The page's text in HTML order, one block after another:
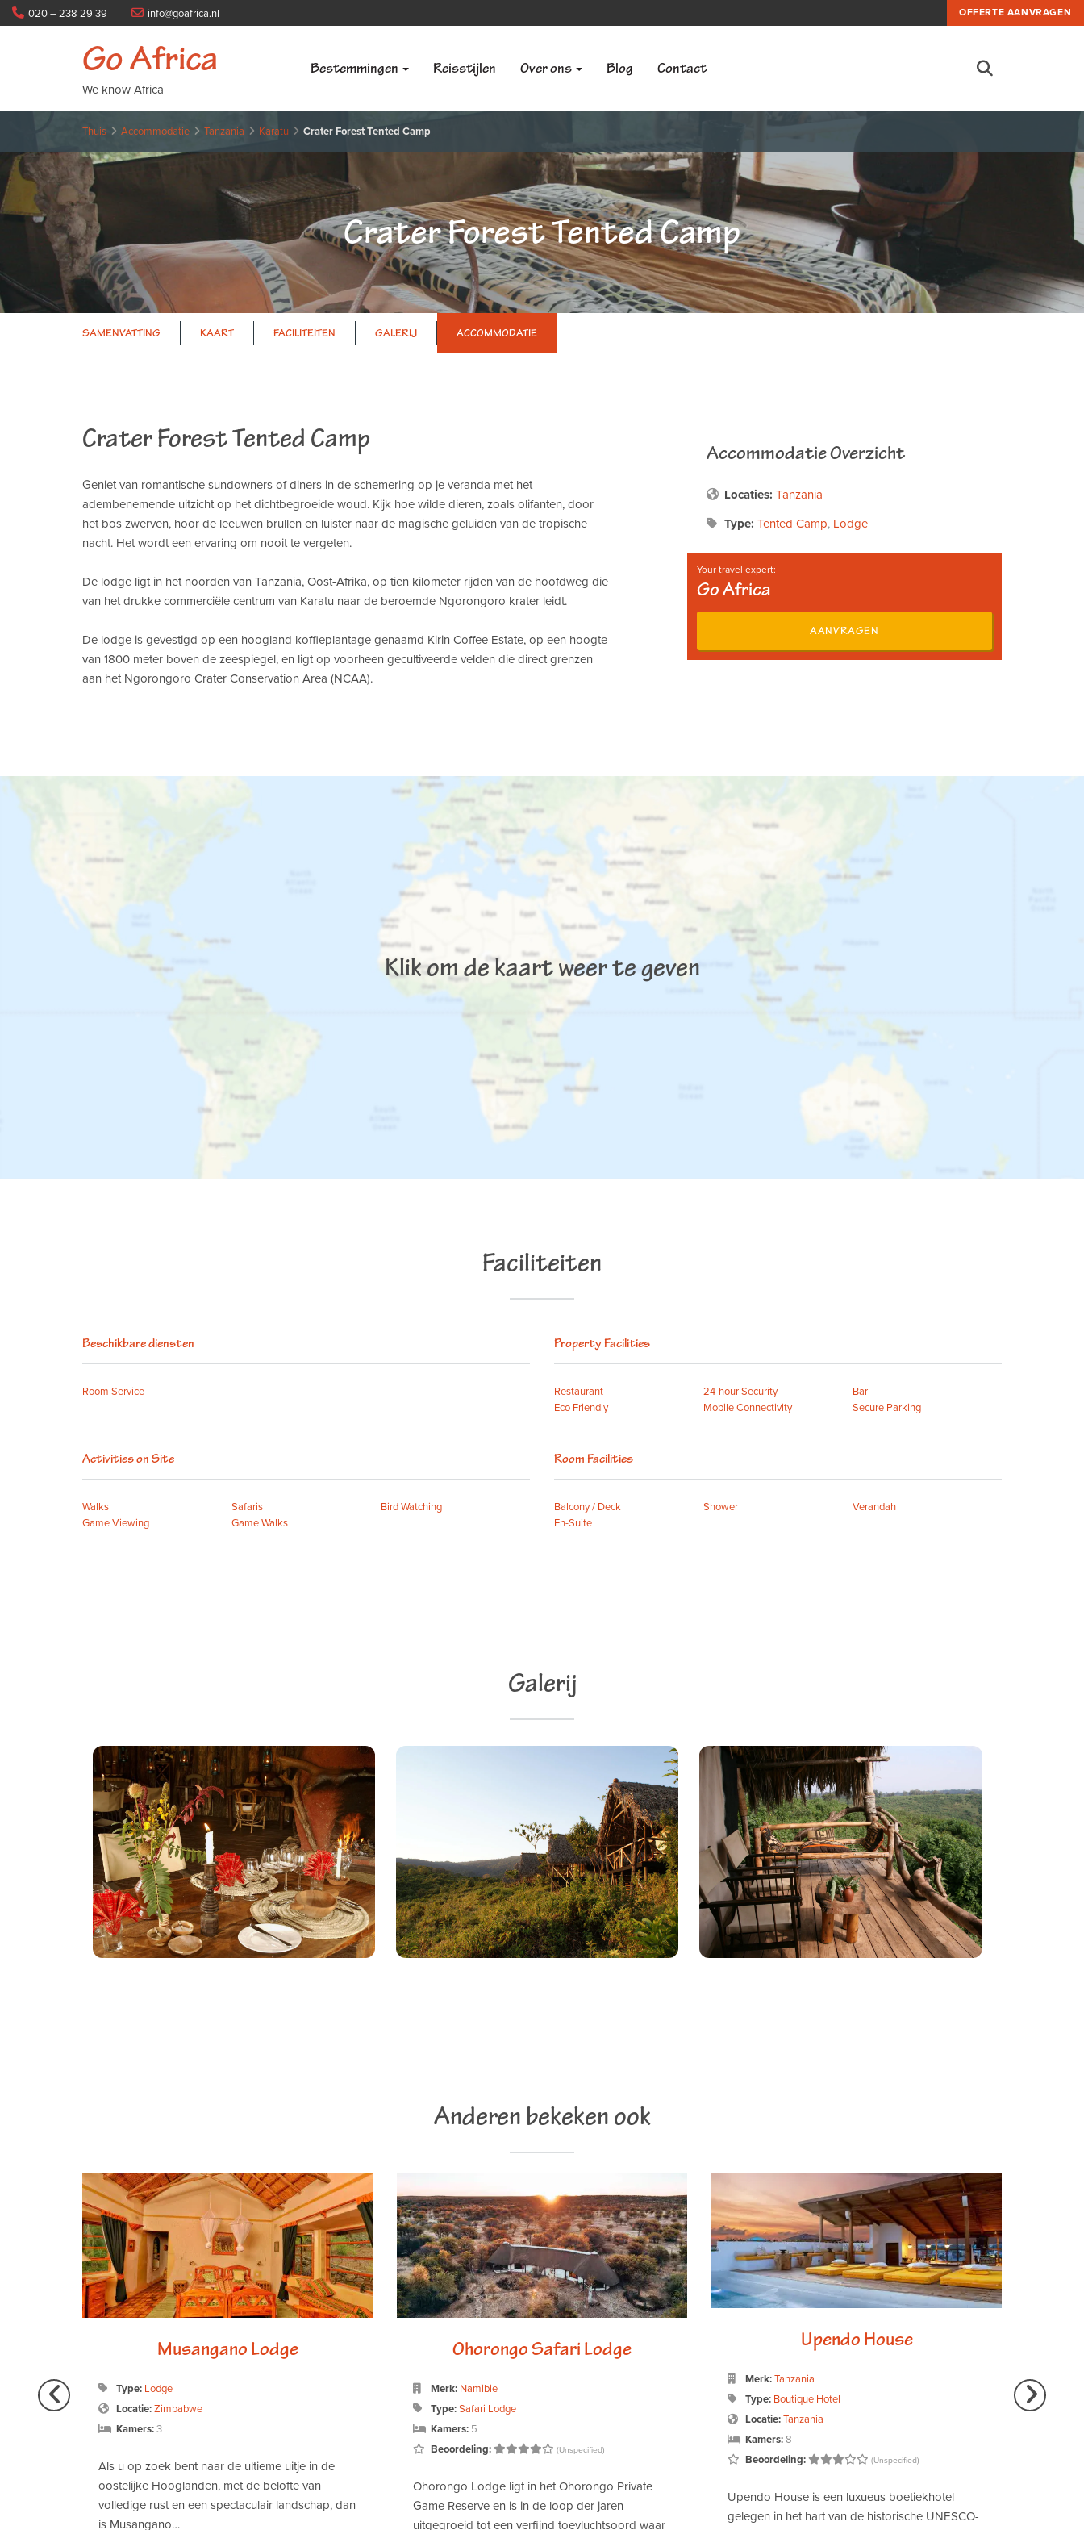
OFFERTE AANVRAGEN
020 – 238 29 39 info@goafrica.nl
Go Africa
We know Africa
Bestemmingen Reisstijlen Over ons Blog Contact
Thuis Accommodatie Tanzania Karatu Crater Forest Tented Camp
Crater Forest Tented Camp
SAMENVATTING KAART FACILITEITEN GALERIJ ACCOMMODATIE
Crater Forest Tented Camp
Geniet van romantische sundowners of diners in de schemering op je veranda met het
adembenemende uitzicht op het dichtbegroeide woud. Kijk hoe wilde dieren, zoals olifanten, door
het bos zwerven, hoor de leeuwen brullen en luister naar de magische geluiden van de tropische
nacht. Het wordt een ervaring om nooit te vergeten.
De lodge ligt in het noorden van Tanzania, Oost-Afrika, op tien kilometer rijden van de hoofdweg die
van het drukke commerciële centrum van Karatu naar de beroemde Ngorongoro krater leidt.
De lodge is gevestigd op een hoogland koffieplantage genaamd Kirin Coffee Estate, op een hoogte
van 1800 meter boven de zeespiegel, en ligt op voorheen gecultiveerde velden die direct grenzen
aan het Ngorongoro Crater Conservation Area (NCAA).
Accommodatie Overzicht
Locaties: Tanzania
Type: Tented Camp, Lodge
Your travel expert:
Go Africa
AANVRAGEN
Klik om de kaart weer te geven
Faciliteiten
Beschikbare diensten
Room Service
Property Facilities
Restaurant 24-hour Security
Bar
Eco Friendly
Mobile Connectivity Secure Parking
Activities on Site
Walks Safaris
Bird Watching
Game Viewing
Game Walks
Room Facilities
Balcony / Deck Shower
Verandah
En-Suite
Galerij
Anderen bekeken ook
Musangano Lodge
Type: Lodge
Locatie:Zimbabwe
Kamers:3
Als u op zoek bent naar de ultieme uitje in de
oostelijke Hooglanden, met de belofte van
volledige rust en een spectaculair landschap, dan
is Musangano…
Ohorongo Safari Lodge
Merk: Namibie
Type:Safari Lodge
Kamers: 5
Beoordeling:
(Unspecified)
Ohorongo Lodge ligt in het Ohorongo Private
Game Reserve en is in de loop der jaren
uitgegroeid tot een verfijnd toevluchtsoord waar
Upendo House
Merk:Tanzania
Type: Boutique Hotel
Locatie:Tanzania
Kamers:8
Beoordeling:
(Unspecified)
Upendo House is een luxueus boetiekhotel
gelegen in het hart van de historische UNESCO-